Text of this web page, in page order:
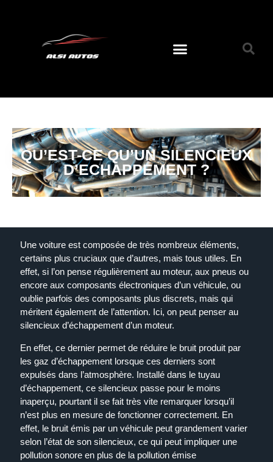
QU’EST-CE QU’UN SILENCIEUX
D’ECHAPPEMENT ?
Une voiture est composée de très nombreux éléments,
certains plus cruciaux que d’autres, mais tous utiles. En
effet, si l’on pense régulièrement au moteur, aux pneus ou
encore aux composants électroniques d’un véhicule, ou
oublie parfois des composants plus discrets, mais qui
méritent également de l’attention. Ici, on peut penser au
silencieux d’échappement d’un moteur.
En effet, ce dernier permet de réduire le bruit produit par
les gaz d’échappement lorsque ces derniers sont
expulsés dans l’atmosphère. Installé dans le tuyau
d’échappement, ce silencieux passe pour le moins
inaperçu, pourtant il se fait très vite remarquer lorsqu’il
n’est plus en mesure de fonctionner correctement. En
effet, le bruit émis par un véhicule peut grandement varier
selon l’état de son silencieux, ce qui peut impliquer une
pollution sonore en plus de la pollution émise